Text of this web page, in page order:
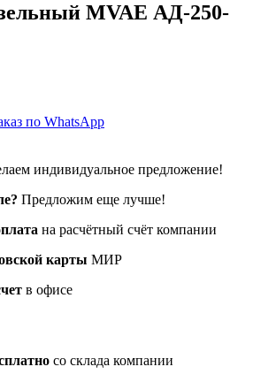
MVAE АД-250-
по WhatsApp
индивидуальное предложение!
Предложим еще лучше!
на расчётный счёт компании
карты МИР
в офисе
со склада компании